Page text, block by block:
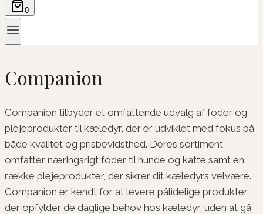
0
Companion
Companion tilbyder et omfattende udvalg af foder og
plejeprodukter til kæledyr, der er udviklet med fokus på
både kvalitet og prisbevidsthed. Deres sortiment
omfatter næringsrigt foder til hunde og katte samt en
række plejeprodukter, der sikrer dit kæledyrs velvære.
Companion er kendt for at levere pålidelige produkter,
der opfylder de daglige behov hos kæledyr, uden at gå